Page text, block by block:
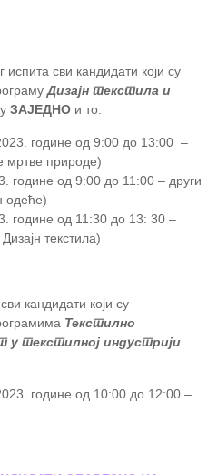
испита сви кандидати који су
Дизајн текстила и
ЗАЈЕДНО и то:
године од 9:00 до 13:00 –
мртве природе)
године од 9:00 до 11:00 – други
одеће)
године од 11:30 до 13: 30 –
текстила)
кандидати који су
Текстилно
текстилној индустрији
године од 10:00 до 12:00 –